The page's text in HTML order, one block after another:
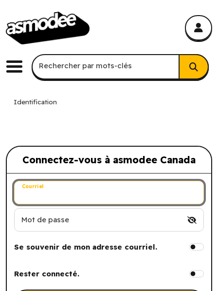
Menu
Recherche par mots-clés
Rechercher par mots-clés
Identification
Connectez-vous à asmodee Canada
Connectez-vous à asmodee Canada
Courriel
Mot de passe
Se souvenir de mon adresse courriel.
Rester connecté.